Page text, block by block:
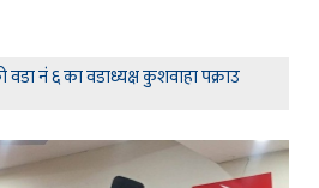
वडा नं ६ का वडाध्यक्ष कुशवाहा पक्राउ